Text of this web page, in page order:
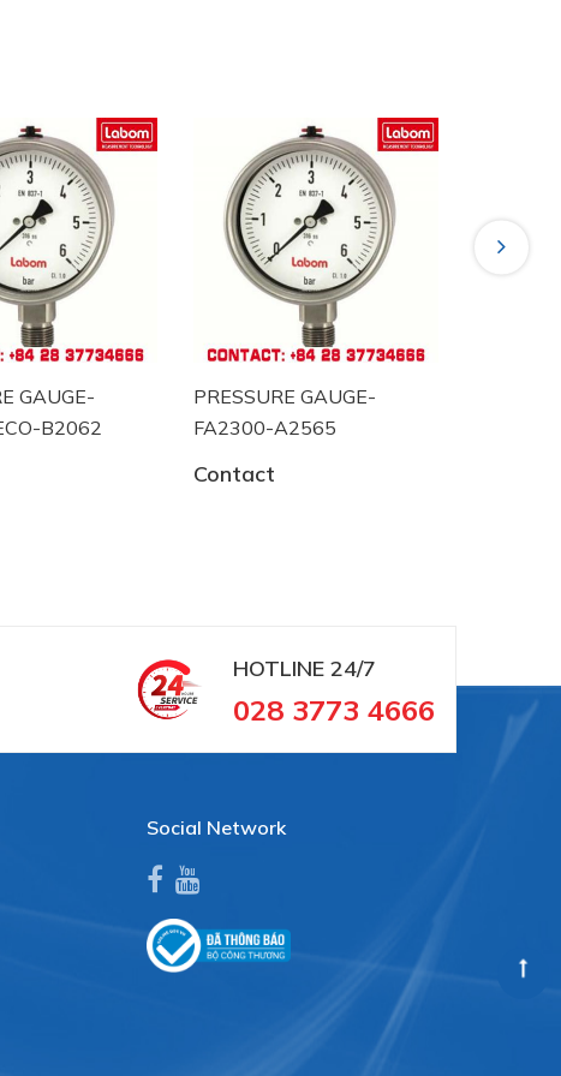
GAUGE-
A2565
PRESSURE GAUGE-
BA5220 ECO-B2058
Contact
Next
HOTLINE 24/7
028 3773 4666
Social Network